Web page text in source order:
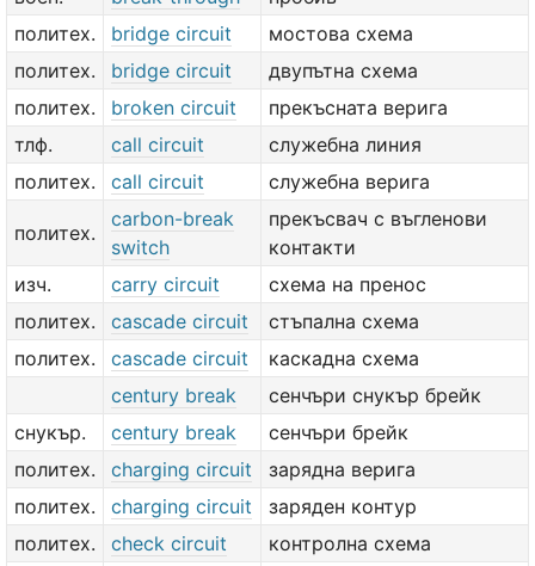
политех.
bridge circuit
мостова схема
политех.
bridge circuit
двупътна схема
политех.
broken circuit
прекъсната верига
тлф.
call circuit
служебна линия
политех.
call circuit служебна верига
политех.
carbon-break
switch
прекъсвач с въгленови
контакти
изч.
carry circuit
схема на пренос
политех.
cascade circuit
стъпална схема
политех.
cascade circuit
каскадна схема
century break
сенчъри снукър брейк
снукър.
century break
сенчъри брейк
политех.
charging circuit
зарядна верига
политех.
charging circuit
заряден контур
политех.
check circuit
контролна схема